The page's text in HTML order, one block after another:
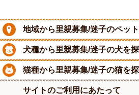
地域から里親募集/迷子のペッ
犬種から里親募集/迷子の犬を
猫種から里親募集/迷子の猫を
サイトのご利用にあたって